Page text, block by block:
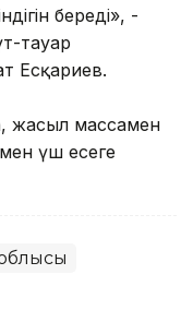
береді», -
тауар
Есқариев.
жасыл массамен
үш есеге